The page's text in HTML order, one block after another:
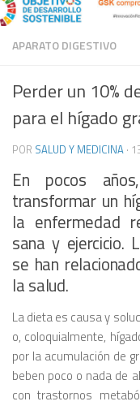
APARATO DIGESTIVO
Perder un 10%
para el hígado
POR SALUD Y MEDICINA ·
En pocos
transformar un
la enfermedad
sana y ejercicio.
se han
la salud.
La dieta es causa y
o, coloquialmente,
por la acumulación de
beben poco o nada de
con trastornos